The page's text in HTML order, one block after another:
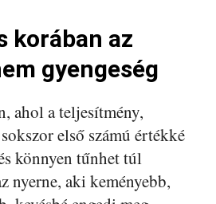
korában az
gyengeség
ahol a teljesítmény,
első számú értékké
könnyen tűnhet túl
nyerne, aki keményebb,